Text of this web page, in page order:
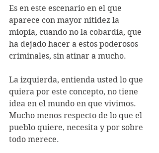
Es en este escenario en el que
aparece con mayor nitidez la
miopía, cuando no la cobardía, que
ha dejado hacer a estos poderosos
criminales, sin atinar a mucho.
La izquierda, entienda usted lo que
quiera por este concepto, no tiene
idea en el mundo en que vivimos.
Mucho menos respecto de lo que el
pueblo quiere, necesita y por sobre
todo merece.